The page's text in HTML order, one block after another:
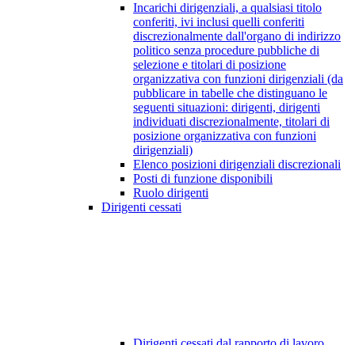
Incarichi dirigenziali, a qualsiasi titolo
conferiti, ivi inclusi quelli conferiti
discrezionalmente dall'organo di indirizzo
politico senza procedure pubbliche di
selezione e titolari di posizione
organizzativa con funzioni dirigenziali (da
pubblicare in tabelle che distinguano le
seguenti situazioni: dirigenti, dirigenti
individuati discrezionalmente, titolari di
posizione organizzativa con funzioni
dirigenziali)
Elenco posizioni dirigenziali discrezionali
Posti di funzione disponibili
Ruolo dirigenti
Dirigenti cessati